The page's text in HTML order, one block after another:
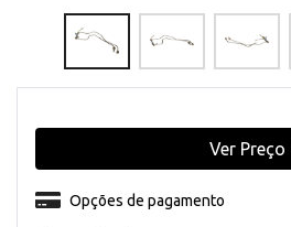
Opções de pagamento
Ver Preço